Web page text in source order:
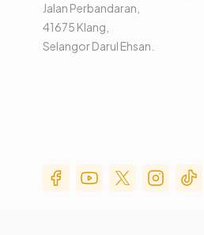
Jalan Perbandaran,
41675 Klang,
Selangor Darul Ehsan.
Social Media Menu